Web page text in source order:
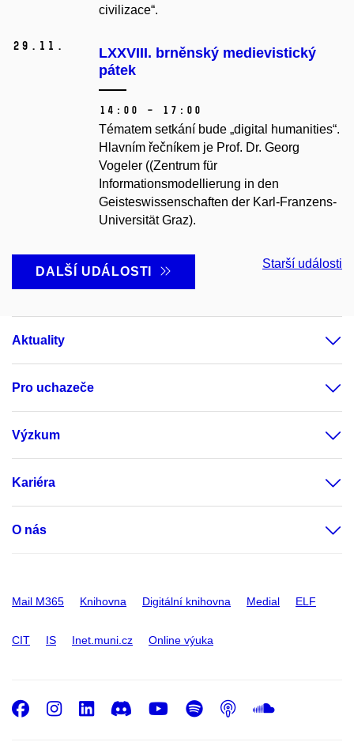
civilizace“.
29. 11.
LXXVIII. brněnský medievistický
pátek
14:00 – 17:00
Tématem setkání bude „digital humanities“.
Hlavním řečníkem je Prof. Dr. Georg
Vogeler ((Zentrum für
Informationsmodellierung in den
Geisteswissenschaften der Karl-Franzens-
Universität Graz).
DALŠÍ UDÁLOSTI
Starší události
Aktuality
Pro uchazeče
Výzkum
Kariéra
O nás
Mail M365 Knihovna Digitální knihovna Medial ELF
CIT IS Inet.muni.cz Online výuka
Facebook
Instagram
LinkedIn
DiscordYoutube
Spotify
Podcast